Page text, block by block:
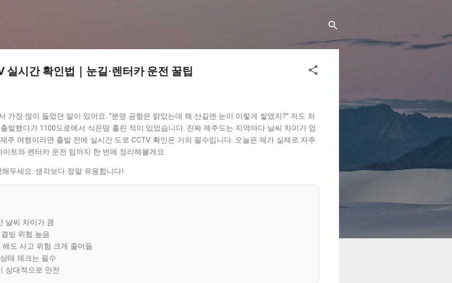
실시간 확인법｜눈길·렌터카 운전 꿀팁
가장 많이 들었던 말이 있어요. “분명 공항은 맑았는데 왜 산길엔 눈이 이렇게 쌓였지?” 저도 처
발했다가 1100도로에서 식은땀 흘린 적이 있었습니다. 진짜 제주도는 지역마다 날씨 차이가 엄
주 여행이라면 출발 전에 실시간 도로 CCTV 확인은 거의 필수입니다. 오늘은 제가 실제로 자주
트와 렌터카 운전 팁까지 한 번에 정리해볼게요.
두세요. 생각보다 정말 유용합니다!
날씨 차이가 큼
빙 위험 높음
도 사고 위험 크게 줄어듦
태 체크는 필수
상대적으로 안전